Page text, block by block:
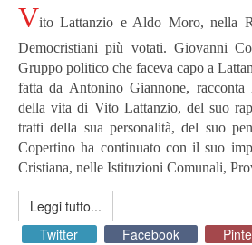
Vito Lattanzio e Aldo Moro, nella
Democristiani più votati. Giovanni
Gruppo politico che faceva capo a
fatta da Antonino Giannone,
della vita di Vito Lattanzio, del suo
tratti della sua personalità, del suo
Copertino ha continuato con il suo
Cristiana, nelle Istituzioni Comunali,
Leggi tutto...
Twitter
Facebook